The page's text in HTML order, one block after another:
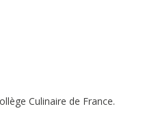
Culinaire de France.